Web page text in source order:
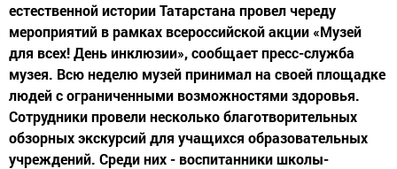
естественной истории Татарстана провел череду
мероприятий в рамках всероссийской акции «Музей
для всех! День инклюзии», сообщает пресс-служба
музея. Всю неделю музей принимал на своей площадке
людей с ограниченными возможностями здоровья.
Сотрудники провели несколько благотворительных
обзорных экскурсий для учащихся образовательных
учреждений. Среди них - воспитанники школы-